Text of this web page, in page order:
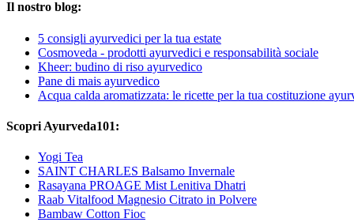
Il nostro blog:
5 consigli ayurvedici per la tua estate
Cosmoveda - prodotti ayurvedici e responsabilità sociale
Kheer: budino di riso ayurvedico
Pane di mais ayurvedico
Acqua calda aromatizzata: le ricette per la tua costituzione
Scopri Ayurveda101:
Yogi Tea
SAINT CHARLES Balsamo Invernale
Rasayana PROAGE Mist Lenitiva Dhatri
Raab Vitalfood Magnesio Citrato in Polvere
Bambaw Cotton Fioc